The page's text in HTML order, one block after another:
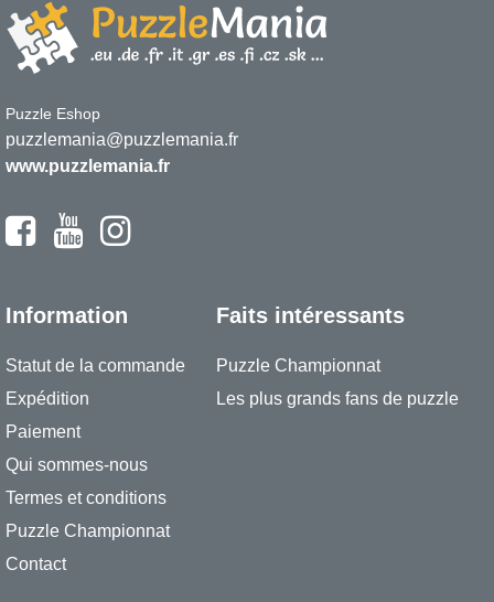
Puzzle Eshop
puzzlemania@puzzlemania.fr
www.puzzlemania.fr
Information
Statut de la commande
Expédition
Paiement
Qui sommes-nous
Termes et conditions
Puzzle Championnat
Contact
Faits intéressants
Puzzle Championnat
Les plus grands fans de puzzle